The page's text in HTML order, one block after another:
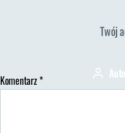
Autor
wpisu
Twój
Komentarz*